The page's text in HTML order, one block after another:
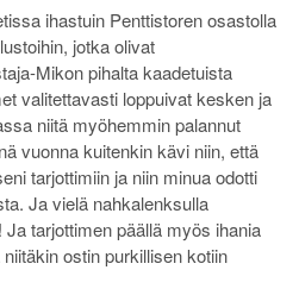
ihastuin Penttistoren osastolla
jotka olivat
Mikon pihalta kaadetuista
valitettavasti loppuivat kesken ja
niitä myöhemmin palannut
vuonna kuitenkin kävi niin, että
tarjottimiin ja niin minua odotti
Ja vielä nahkalenksulla
tarjottimen päällä myös ihania
ostin purkillisen kotiin